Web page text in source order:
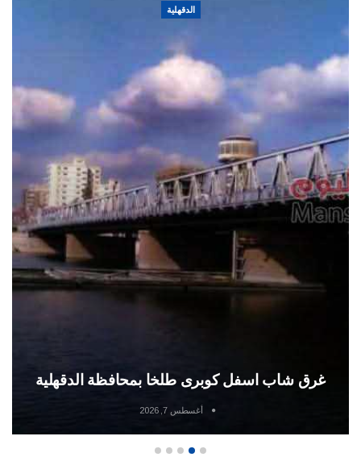
الدقهلية
غرق شاب اسفل كوبرى طلخا بمحافظة الدقهلية
أغسطس 7, 2026